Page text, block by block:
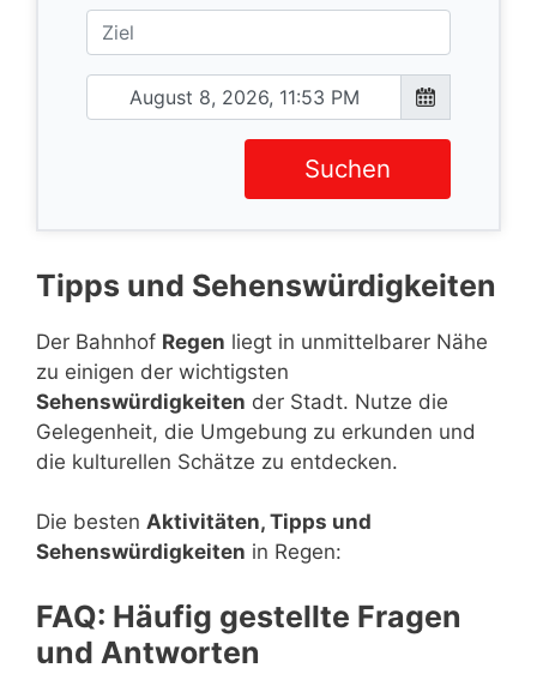
Suchen
Tipps und Sehenswürdigkeiten
Der Bahnhof Regen liegt in unmittelbarer Nähe
zu einigen der wichtigsten
Sehenswürdigkeiten der Stadt. Nutze die
Gelegenheit, die Umgebung zu erkunden und
die kulturellen Schätze zu entdecken.
Die besten Aktivitäten, Tipps und
Sehenswürdigkeiten in Regen:
FAQ: Häufig gestellte Fragen
und Antworten